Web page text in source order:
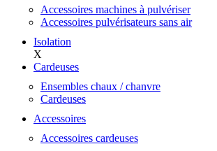
Accessoires machines à pulvériser
Accessoires pulvérisateurs sans air
Isolation
X
Cardeuses
Ensembles chaux / chanvre
Cardeuses
Accessoires
Accessoires cardeuses